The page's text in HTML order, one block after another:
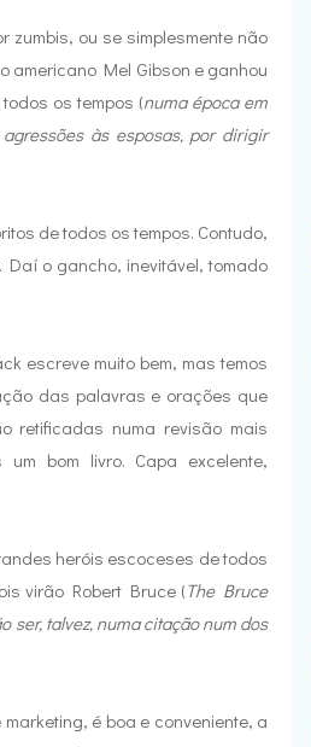
zumbis, ou se simplesmente não
americano Mel Gibson e ganhou
os tempos (numa época em
às esposas, por dirigir
de todos os tempos. Contudo,
Daí o gancho, inevitável, tomado
escreve muito bem, mas temos
das palavras e orações que
retificadas numa revisão mais
bom livro. Capa excelente,
heróis escoceses de todos
virão Robert Bruce (The Bruce
ser, talvez, numa citação num dos
é boa e conveniente, a